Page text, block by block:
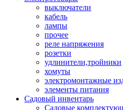
выключатели
кабель
лампы
прочее
реле напряжения
розетки
удлинители,тройники
хомуты
электромонтажные
элементы питания
Садовый инвентарь
Садовые